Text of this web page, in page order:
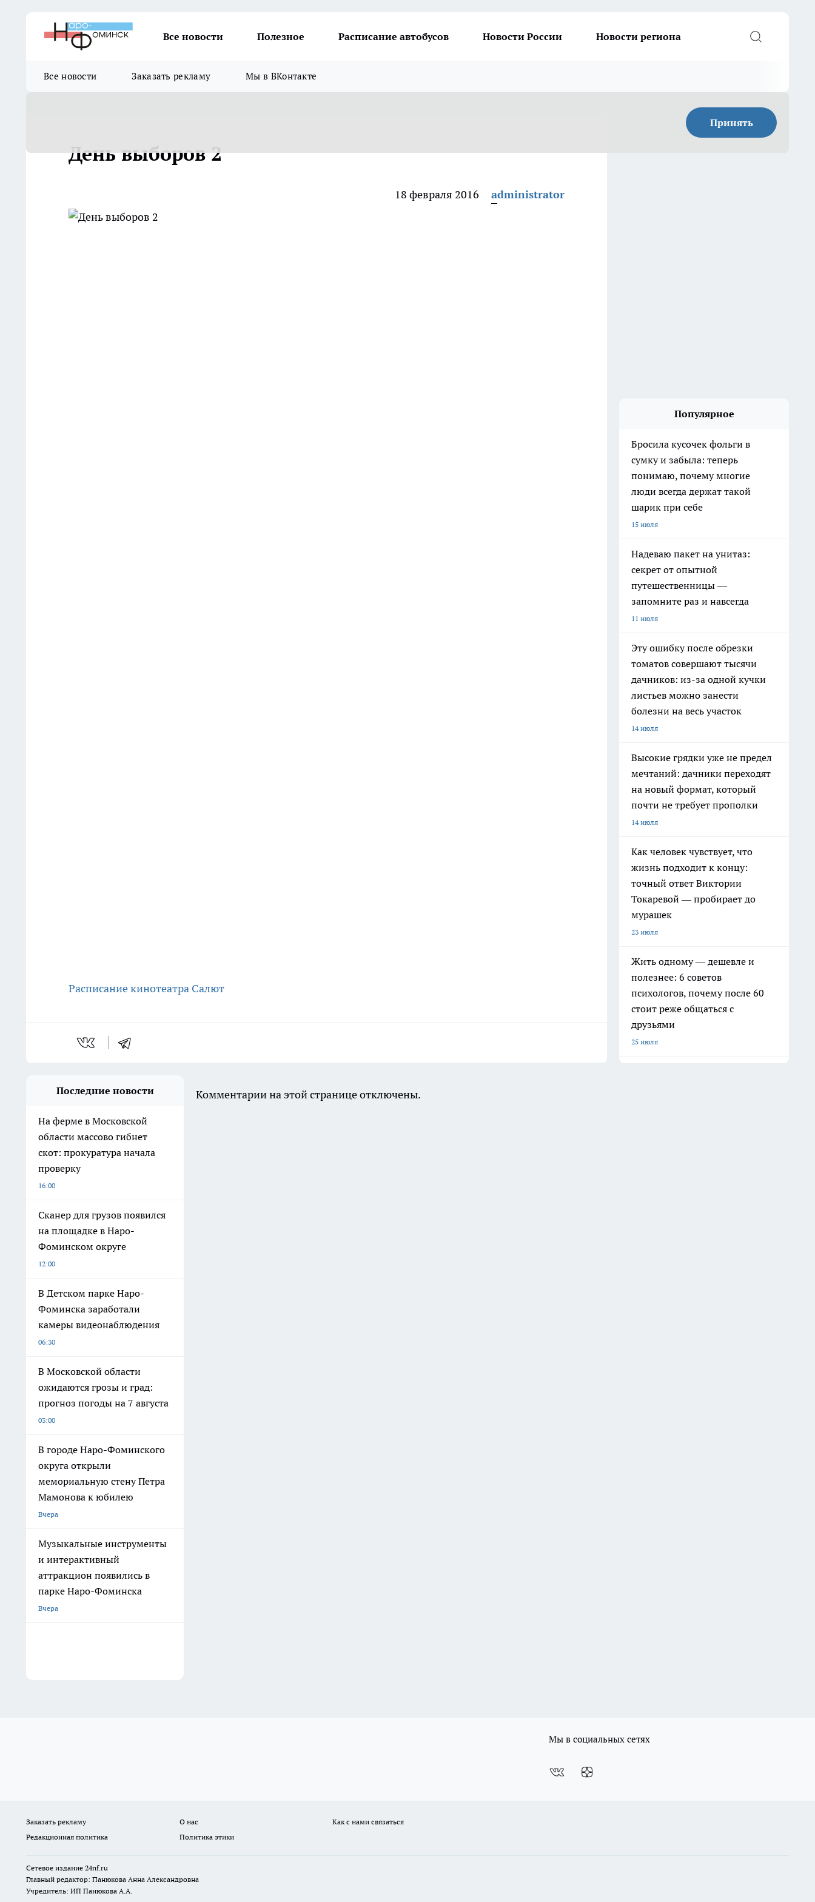
Все новости Полезное Расписание автобусов Новости России Новости региона
Все новости Заказать рекламу Мы в ВКонтакте
Принять
День выборов 2
18 февраля 2016 administrator
Расписание кинотеатра Салют
Популярное
Бросила кусочек фольги в
сумку и забыла: теперь
понимаю, почему многие
люди всегда держат такой
шарик при себе
15 июля
Надеваю пакет на унитаз:
секрет от опытной
путешественницы —
запомните раз и навсегда
11 июля
Эту ошибку после обрезки
томатов совершают тысячи
дачников: из-за одной кучки
листьев можно занести
болезни на весь участок
14 июля
Высокие грядки уже не предел
мечтаний: дачники переходят
на новый формат, который
почти не требует прополки
14 июля
Как человек чувствует, что
жизнь подходит к концу:
точный ответ Виктории
Токаревой — пробирает до
мурашек
23 июля
Жить одному — дешевле и
полезнее: 6 советов
психологов, почему после 60
стоит реже общаться с
друзьями
25 июля
Последние новости
На ферме в Московской
области массово гибнет
скот: прокуратура начала
проверку
16:00
Сканер для грузов появился
на площадке в Наро-
Фоминском округе
12:00
В Детском парке Наро-
Фоминска заработали
камеры видеонаблюдения
06:30
В Московской области
ожидаются грозы и град:
прогноз погоды на 7 августа
03:00
В городе Наро-Фоминского
округа открыли
мемориальную стену Петра
Мамонова к юбилею
Вчера
Музыкальные инструменты
и интерактивный
аттракцион появились в
парке Наро-Фоминска
Вчера
Комментарии на этой странице отключены.
Мы в социальных сетях
Заказать рекламу О нас
Как с нами связаться
Редакционная политика
Политика этики
Сетевое издание 24nf.ru
Главный редактор: Панюкова Анна Александровна
Учредитель: ИП Панюкова А.А.